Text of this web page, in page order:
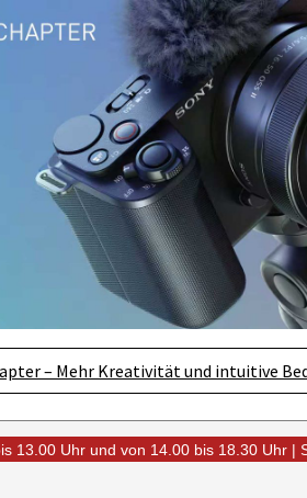
– Mehr Kreativität und intuitive
13.00 Uhr und von 14.00 bis 18.30 Uhr |